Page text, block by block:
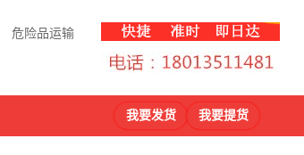
危险品运输
我要发货 我要提货